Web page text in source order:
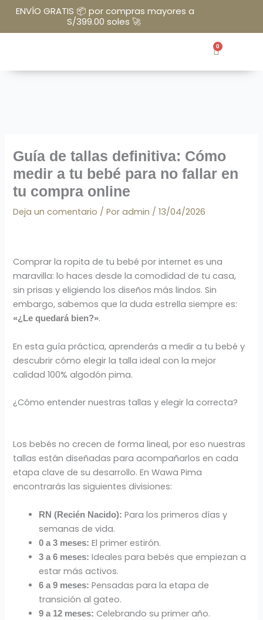
contenido
ENVÍO GRATIS 📦 por compras mayores a
S/399.00 soles 🚀
0
Cart
Guía de tallas definitiva: Cómo
medir a tu bebé para no fallar en
tu compra online
Deja un comentario / Poradmin /13/04/2026
Comprar la ropita de tu bebé por internet es una
maravilla: lo haces desde la comodidad de tu casa,
sin prisas y eligiendo los diseños más lindos. Sin
embargo, sabemos que la duda estrella siempre es:
«¿Le quedará bien?».
En esta guía práctica, aprenderás a medir a tu bebé y
descubrir cómo elegir la talla ideal con la mejor
calidad 100% algodón pima.
¿Cómo entender nuestras tallas y elegir la correcta?
Los bebés no crecen de forma lineal, por eso nuestras
tallas están diseñadas para acompañarlos en cada
etapa clave de su desarrollo. En Wawa Pima
encontrarás las siguientes divisiones:
RN (Recién Nacido): Para los primeros días y
semanas de vida.
0 a 3 meses: El primer estirón.
3 a 6 meses: Ideales para bebés que empiezan a
estar más activos.
6 a 9 meses: Pensadas para la etapa de
transición al gateo.
9 a 12 meses: Celebrando su primer año.